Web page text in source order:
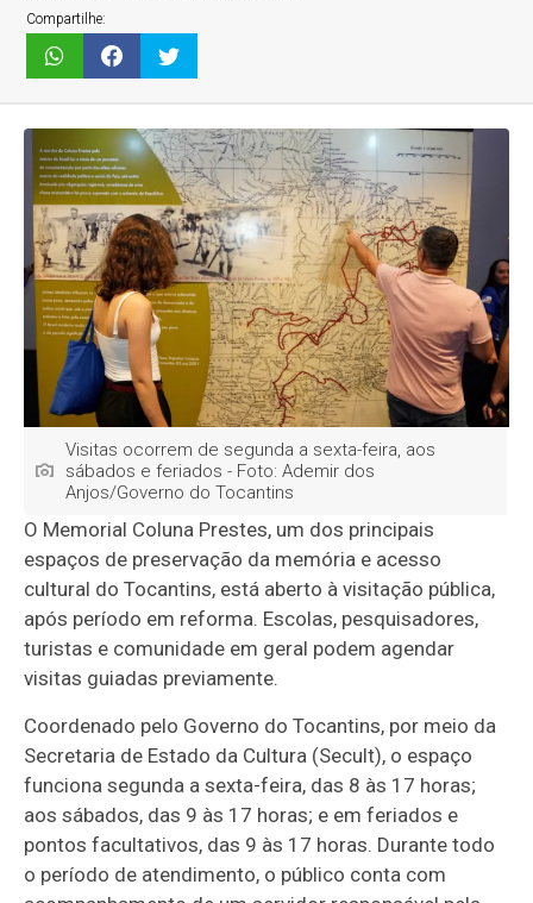
Compartilhe:
Visitas ocorrem de segunda a sexta-feira, aos
sábados e feriados - Foto: Ademir dos
Anjos/Governo do Tocantins
O Memorial Coluna Prestes, um dos principais
espaços de preservação da memória e acesso
cultural do Tocantins, está aberto à visitação pública,
após período em reforma. Escolas, pesquisadores,
turistas e comunidade em geral podem agendar
visitas guiadas previamente.
Coordenado pelo Governo do Tocantins, por meio da
Secretaria de Estado da Cultura (Secult), o espaço
funciona segunda a sexta-feira, das 8 às 17 horas;
aos sábados, das 9 às 17 horas; e em feriados e
pontos facultativos, das 9 às 17 horas. Durante todo
o período de atendimento, o público conta com